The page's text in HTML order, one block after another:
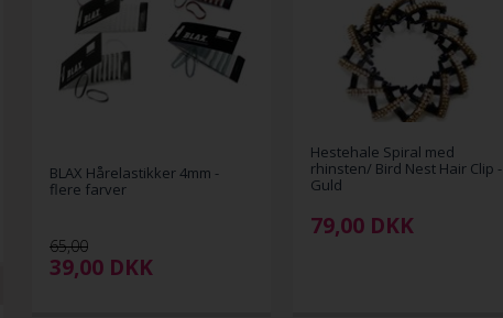
BLAX Hårelastikker 4mm -
flere farver
65,00
39,00 DKK
Hestehale Spiral med
rhinsten/ Bird Nest Hair Clip -
Guld
79,00 DKK